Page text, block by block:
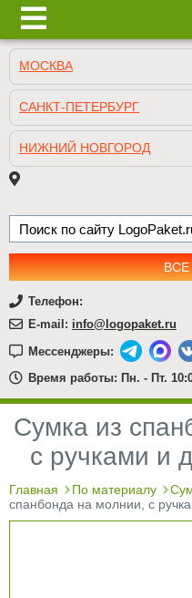
МОСКВА
САНКТ-ПЕТЕРБУРГ
НИЖНИЙ НОВГОРОД
ВСЕ
Телефон:
E-mail: info@logopaket.ru
Мессенджеры:
Время работы: Пн. - Пт.
Сумка из
с ручками и
Главная По материалу
спанбонда на молнии, с